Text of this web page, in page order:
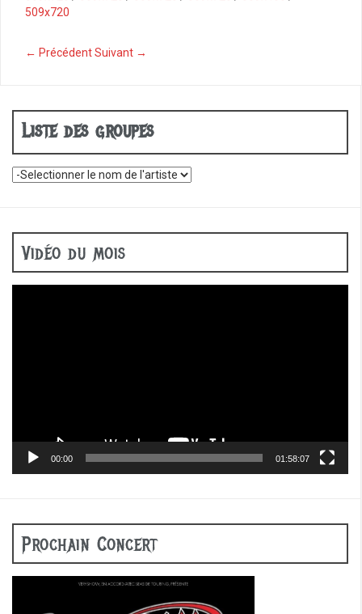
b
k
509x720
← PrécédentSuivant →
Liste des groupes
Vidéo du mois
00:00 01:58:07
Prochain Concert